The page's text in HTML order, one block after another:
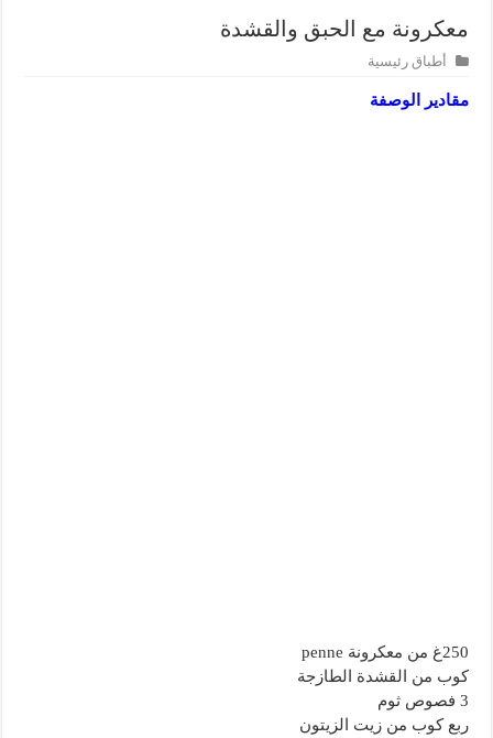
معكرونة مع الحبق والقشدة
أطباق رئيسية
مقادير الوصفة
250غ من معكرونة penne
كوب من القشدة الطازجة
3 فصوص ثوم
ربع كوب من زيت الزيتون